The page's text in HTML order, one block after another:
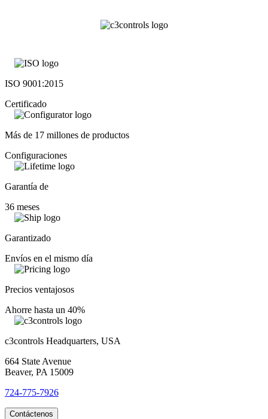
ISO 9001:2015
Certificado
Más de 17 millones de productos
Configuraciones
Garantía de
36 meses
Garantizado
Envíos en el mismo día
Precios ventajosos
Ahorre hasta un 40%
c3controls Headquarters, USA
664 State Avenue
Beaver, PA 15009
724-775-7926
Contáctenos